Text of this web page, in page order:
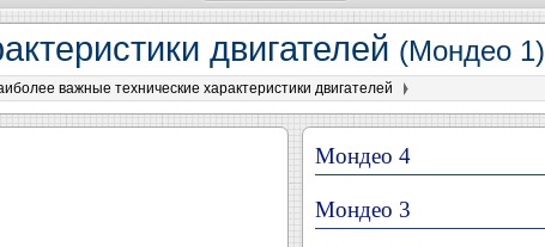
двигателей (Мондео 1)
важные технические характеристики двигателей
Мондео 4
Мондео 3